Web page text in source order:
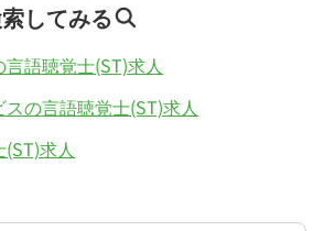
してみる
語聴覚士(ST)求人
の言語聴覚士(ST)求人
求人